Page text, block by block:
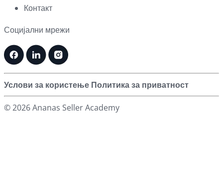
Контакт
Социјални мрежи
Услови за користење Политика за приватност
© 2026 Ananas Seller Academy